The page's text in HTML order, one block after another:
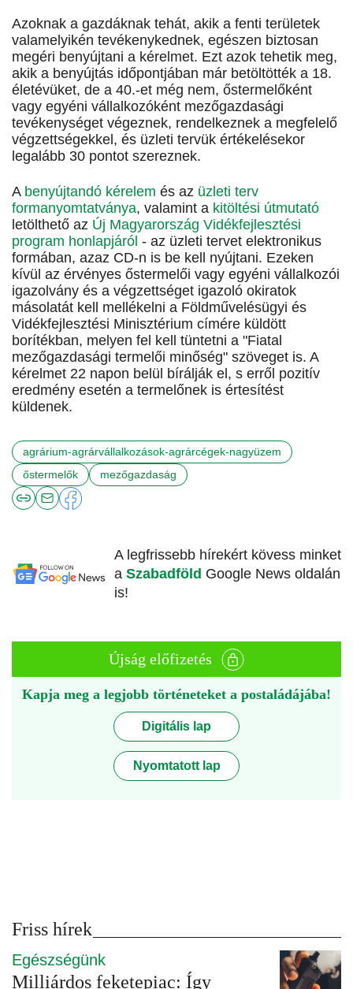
Azoknak a gazdáknak tehát, akik a fenti területek
valamelyikén tevékenykednek, egészen biztosan
megéri benyújtani a kérelmet. Ezt azok tehetik meg,
akik a benyújtás időpontjában már betöltötték a 18.
életévüket, de a 40.-et még nem, őstermelőként
vagy egyéni vállalkozóként mezőgazdasági
tevékenységet végeznek, rendelkeznek a megfelelő
végzettségekkel, és üzleti tervük értékelésekor
legalább 30 pontot szereznek.
A benyújtandó kérelem és az üzleti terv
formanyomtatványa, valamint a kitöltési útmutató
letölthető az Új Magyarország Vidékfejlesztési
program honlapjáról - az üzleti tervet elektronikus
formában, azaz CD-n is be kell nyújtani. Ezeken
kívül az érvényes őstermelői vagy egyéni vállalkozói
igazolvány és a végzettséget igazoló okiratok
másolatát kell mellékelni a Földművelésügyi és
Vidékfejlesztési Minisztérium címére küldött
borítékban, melyen fel kell tüntetni a "Fiatal
mezőgazdasági termelői minőség" szöveget is. A
kérelmet 22 napon belül bírálják el, s erről pozitív
eredmény esetén a termelőnek is értesítést
küldenek.
agrárium-agrárvállalkozások-agrárcégek-nagyüzem
őstermelők
mezőgazdaság
A legfrissebb hírekért kövess minket
a Szabadföld Google News oldalán
is!
Újság előfizetés
Kapja meg a legjobb történeteket a postaládájába!
Digitális lap
Nyomtatott lap
Friss hírek
Egészségünk
Milliárdos feketepiac: Így